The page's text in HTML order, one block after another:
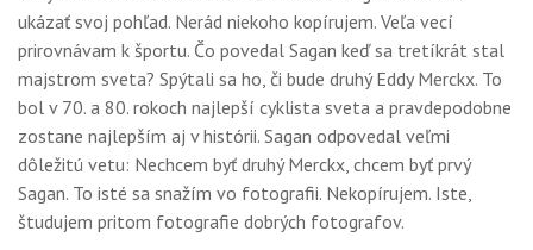
ukázať svoj pohľad. Nerád niekoho kopírujem. Veľa vecí
prirovnávam k športu. Čo povedal Sagan keď sa tretíkrát stal
majstrom sveta? Spýtali sa ho, či bude druhý Eddy Merckx. To
bol v 70. a 80. rokoch najlepší cyklista sveta a pravdepodobne
zostane najlepším aj v histórii. Sagan odpovedal veľmi
dôležitú vetu: Nechcem byť druhý Merckx, chcem byť prvý
Sagan. To isté sa snažím vo fotografii. Nekopírujem. Iste,
študujem pritom fotografie dobrých fotografov.